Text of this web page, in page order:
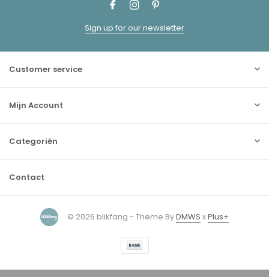
Sign up for our newsletter
Customer service
Mijn Account
Categoriën
Contact
© 2026 blikfang - Theme ByDMWS xPlus+